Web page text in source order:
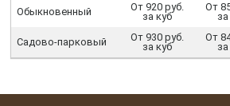
Обыкновенный
От 920 руб.
за куб
От
Садово-парковый
От 930 руб.
за куб
От